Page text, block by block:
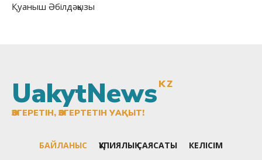
Қуаныш Әбілдәқызы
UakytNewsKZ
ӨЗГЕРЕТІН, ӨЗГЕРТЕТІН УАҚЫТ!
БАЙЛАНЫС ҚҰПИЯЛЫҚ САЯСАТЫ КЕЛІСІМ